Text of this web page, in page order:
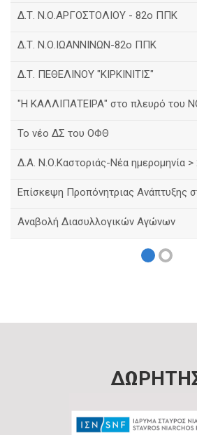
Δ.Τ. Ν.Ο.ΑΡΓΟΣΤΟΛΙΟΥ - 82ο ΠΠΚ
Δ.Τ. Ν.Ο.ΙΩΑΝΝΙΝΩΝ-82ο ΠΠΚ
Δ.Τ. ΠΕΘΕΛΙΝΟΥ "ΚΙΡΚΙΝΙΤΙΣ"
"Η ΚΑΛΛΙΠΑΤΕΙΡΑ" στο πλευρό του
Το νέο ΔΣ του ΟΦΘ
Δ.Α. Ν.Ο.Καστοριάς-Νέα ημερομηνία >
Eπίσκεψη Προπόνητριας Ανάπτυξης
Αναβολή Διασυλλογικών Αγώνων